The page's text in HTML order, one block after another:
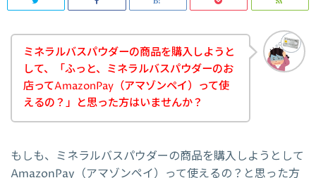
ミネラルバスパウダーの商品を購入しようと
して、「ふっと、ミネラルバスパウダーのお
店ってAmazonPay（アマゾンペイ）って使
えるの？」と思った方はいませんか？
もしも、ミネラルバスパウダーの商品を購入しようとして
AmazonPay（アマゾンペイ）って使えるの？と思った方